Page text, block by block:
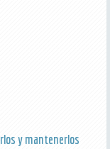
y mantenerlos